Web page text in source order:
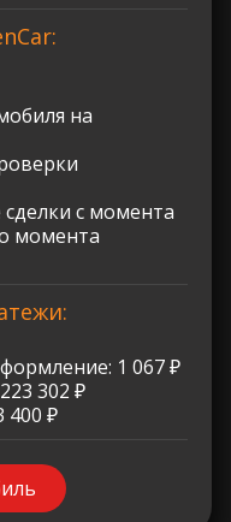
на
с момента
момента
1 067 ₽
302 ₽
400 ₽